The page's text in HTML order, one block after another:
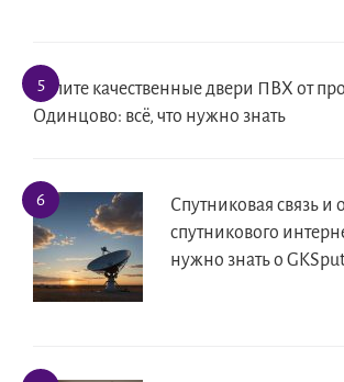
Купите качественные двери ПВХ от
Одинцово: всё, что нужно знать
Спутниковая связь и
спутникового
нужно знать о